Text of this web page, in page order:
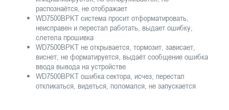
распознаётся, не отображает
WD7500BPKT система просит отформатировать,
неисправен и перестал работать, выдает ошибку,
слетела прошивка
WD7500BPKT не открывается, тормозит, зависает,
виснет, не форматируется, выдаёт сообщение ошибка
ввода вывода на устройстве
WD7500BPKT ошибка сектора, исчез, перестал
откликаться, видеться, поломался, не запускается